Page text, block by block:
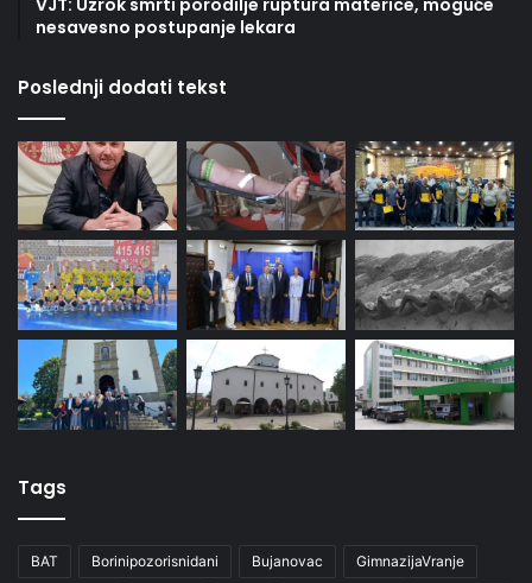
nesavesno postupanje lekara
Poslednji dodati tekst
Tags
BAT Borinipozorisnidani Bujanovac GimnazijaVranje